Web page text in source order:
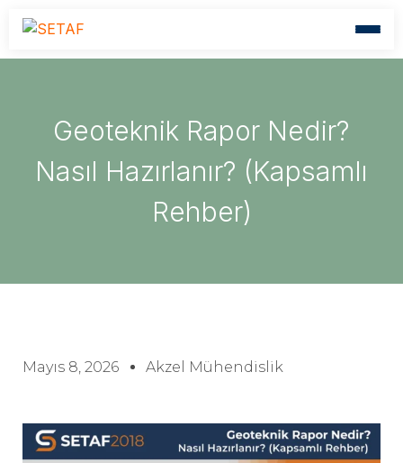
Geoteknik Rapor Nedir?
Nasıl Hazırlanır? (Kapsamlı
Rehber)
Mayıs 8, 2026 Akzel Mühendislik